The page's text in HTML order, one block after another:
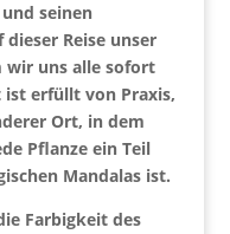
seinen
Reise unser
wir uns alle sofort
erfüllt von Praxis,
Ort, in dem
Pflanze ein Teil
Mandalas ist.
Farbigkeit des